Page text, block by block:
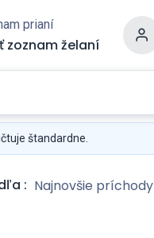
prianí
zoznam želaní
štandardne.
: Najnovšie príchody